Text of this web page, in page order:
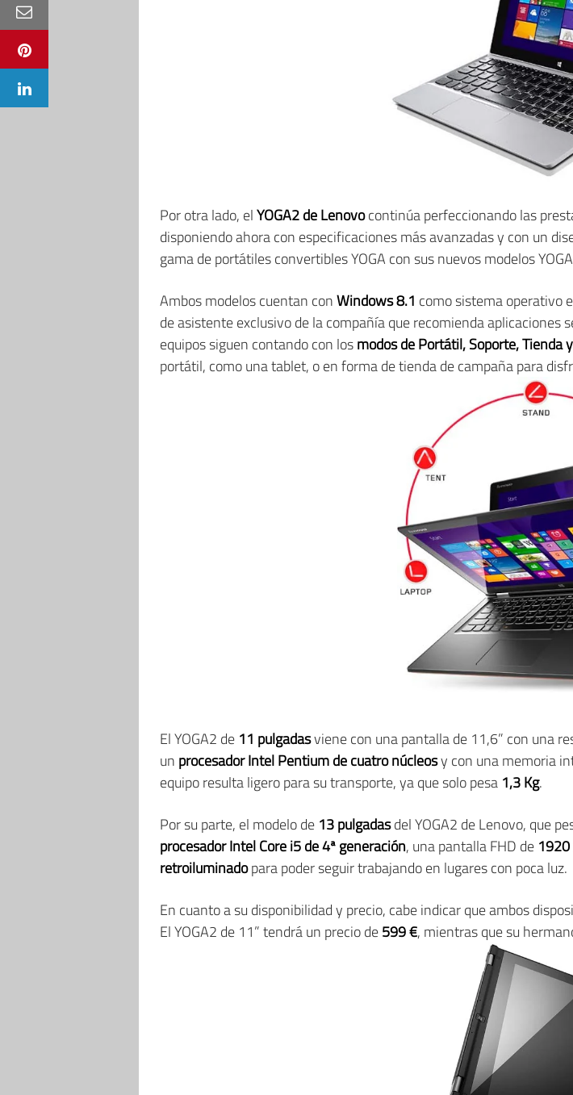
Por otra lado, elYOGA2 de Lenovocontinúa perfeccionando las
disponiendo ahora con especificaciones más avanzadas y con un
gama de portátiles convertibles YOGA con sus nuevos modelos
Ambos modelos cuentan conWindows 8.1 como sistema operativo
de asistente exclusivo de la compañía que recomienda aplicaciones
equipos siguen contando con losmodos de Portátil, Soporte, Tienda
portátil, como una tablet, o en forma de tienda de campaña para
El YOGA2 de 11 pulgadasviene con una pantalla de 11,6” con una
un procesador Intel Pentium de cuatro núcleosy con una memoria
equipo resulta ligero para su transporte, ya que solo pesa 1,3 Kg.
Por su parte, el modelo de 13 pulgadasdel YOGA2 de Lenovo, que
procesador Intel Core i5 de 4ª generación, una pantalla FHD de
retroiluminadopara poder seguir trabajando en lugares con poca luz.
En cuanto a su disponibilidad y precio, cabe indicar que ambos
El YOGA2 de 11” tendrá un precio de599 €, mientras que su